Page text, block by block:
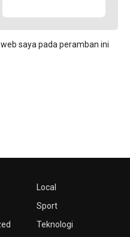
saya pada peramban ini
Local
Sport
Teknologi